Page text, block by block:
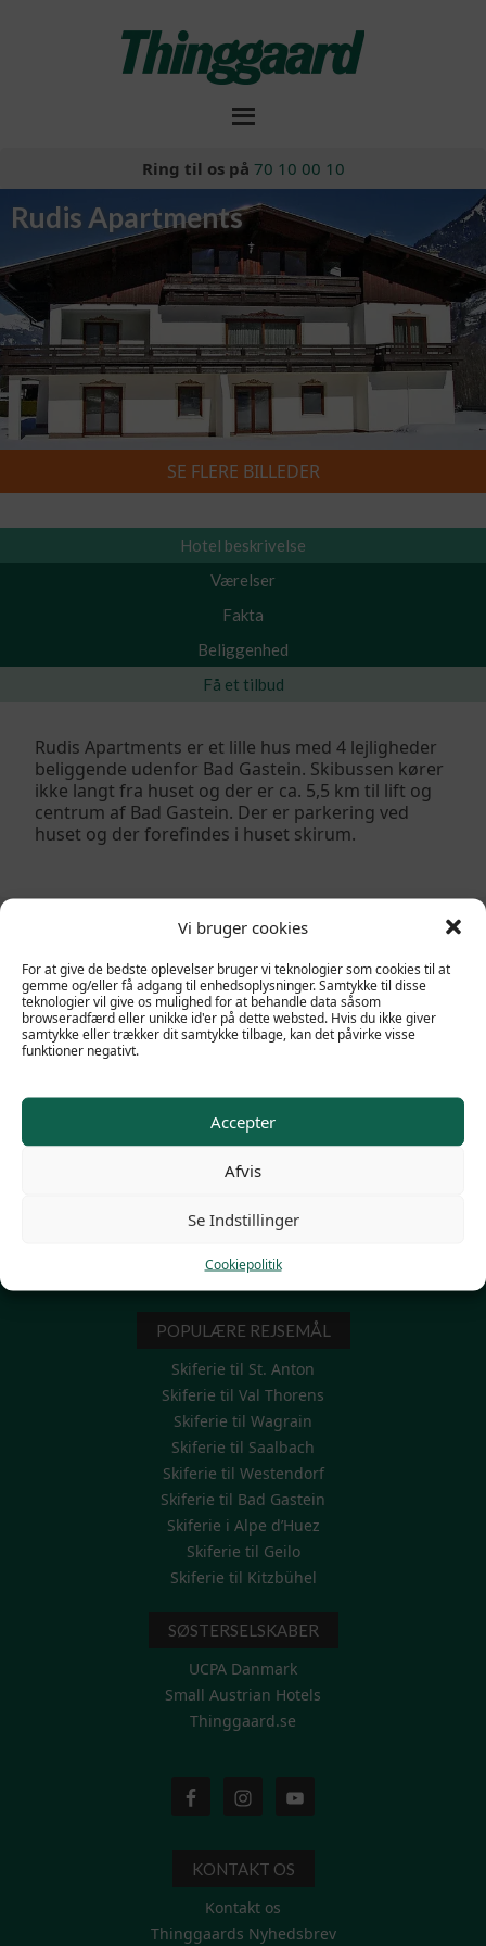
Vi bruger cookies
For at give de bedste oplevelser bruger vi teknologier som cookies til at
gemme og/eller få adgang til enhedsoplysninger. Samtykke til disse
teknologier vil give os mulighed for at behandle data såsom
browseradfærd eller unikke id'er på dette websted. Hvis du ikke giver
samtykke eller trækker dit samtykke tilbage, kan det påvirke visse
funktioner negativt.
Accepter
Afvis
Se Indstillinger
Cookiepolitik
Ring til os på 70 10 00 10
Rudis Apartments
SE FLERE BILLEDER
Rudis Apartments
Hotel beskrivelse
Værelser
Fakta
Beliggenhed
Få et tilbud
Rudis Apartments er et lille hus med 4 lejligheder
beliggende udenfor Bad Gastein. Skibussen kører
ikke langt fra huset og der er ca. 5,5 km til lift og
centrum af Bad Gastein. Der er parkering ved
huset og der forefindes i huset skirum.
Familieskiferie
Firma skirejser
Mini Skiferie 3-4-5 dage
Modtag et personligt tilbud
Skiferie uge 7 – vinterferien
Rejseinformation/FAQ
POPULÆRE REJSEMÅL
Skiferie til St. Anton
Skiferie til Val Thorens
Skiferie til Wagrain
Skiferie til Saalbach
Skiferie til Westendorf
Skiferie til Bad Gastein
Skiferie i Alpe d’Huez
Skiferie til Geilo
Skiferie til Kitzbühel
SØSTERSELSKABER
UCPA Danmark
Small Austrian Hotels
Thinggaard.se
KONTAKT OS
Kontakt os
Thinggaards Nyhedsbrev